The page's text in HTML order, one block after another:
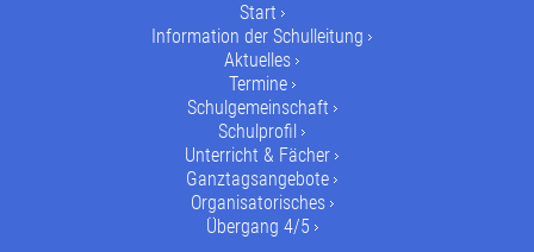
Start
Information der Schulleitung
Aktuelles
Termine
Schulgemeinschaft
Schulprofil
Unterricht & Fächer
Ganztagsangebote
Organisatorisches
Übergang 4/5